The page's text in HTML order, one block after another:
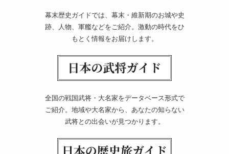
幕末歴史ガイドでは、幕末・維新期のお城や史
跡、人物、軍艦などをご紹介。激動の時代をひ
もとく情報をお届けします。
全国の戦国武将・大名家をデータベース形式で
ご紹介。地域や大名家から、あなたの知らない
武将との出会いが見つかります。